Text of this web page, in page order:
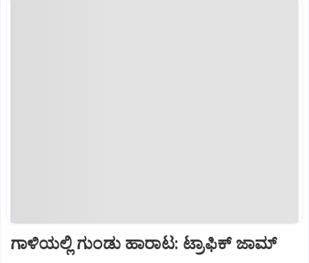
ಗಾಳಿಯಲ್ಲಿ ಗುಂಡು ಹಾರಾಟ: ಟ್ರಾಫಿಕ್‌ ಜಾಮ್